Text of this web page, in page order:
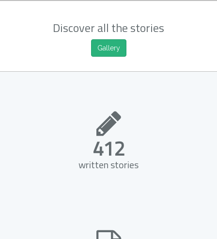
Discover all the stories
Gallery
412
written stories